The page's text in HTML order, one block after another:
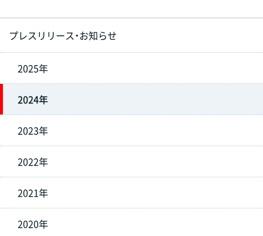
プレスリリース・お知らせ
2025年
2024年
2023年
2022年
2021年
2020年